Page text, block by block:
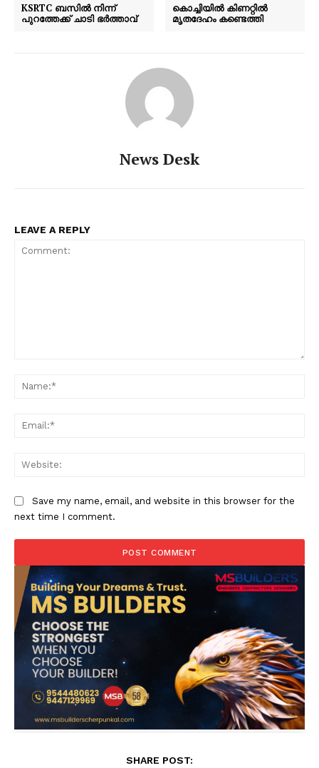
KSRTC ബസിൽ നിന്ന്
പുറത്തേക്ക് ചാടി ഭർത്താവ്
കൊച്ചിയിൽ കിണറ്റിൽ
മൃതദേഹം കണ്ടെത്തി
News Desk
LEAVE A REPLY
Save my name, email, and website in this browser for the
next time I comment.
SHARE POST: